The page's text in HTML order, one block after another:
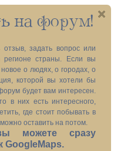
ои
ск
на форум!
задать вопрос или
страны. Если вы
о людях, о городах, о
которой вы хотели бы
будет вам интересен.
в них есть интересного,
где стоит побывать в
оставить на потом.
можете сразу
GoogleMaps.